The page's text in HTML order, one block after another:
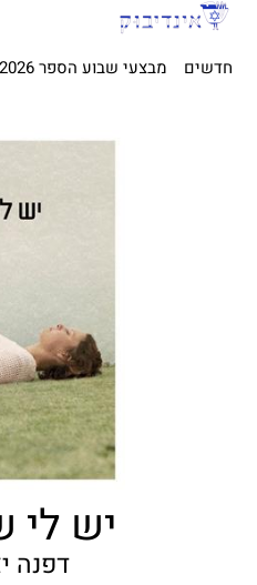
חדשים מבצעי שבוע הספר 2026
יש לי
דפנה